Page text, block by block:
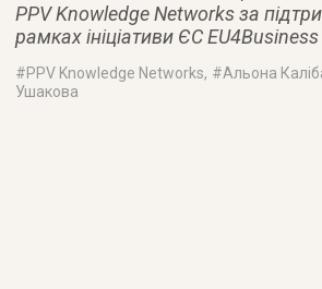
PPV Knowledge Networks за
рамках ініціативи ЄС EU4Business
#PPV Knowledge Networks, #Альона
Ушакова